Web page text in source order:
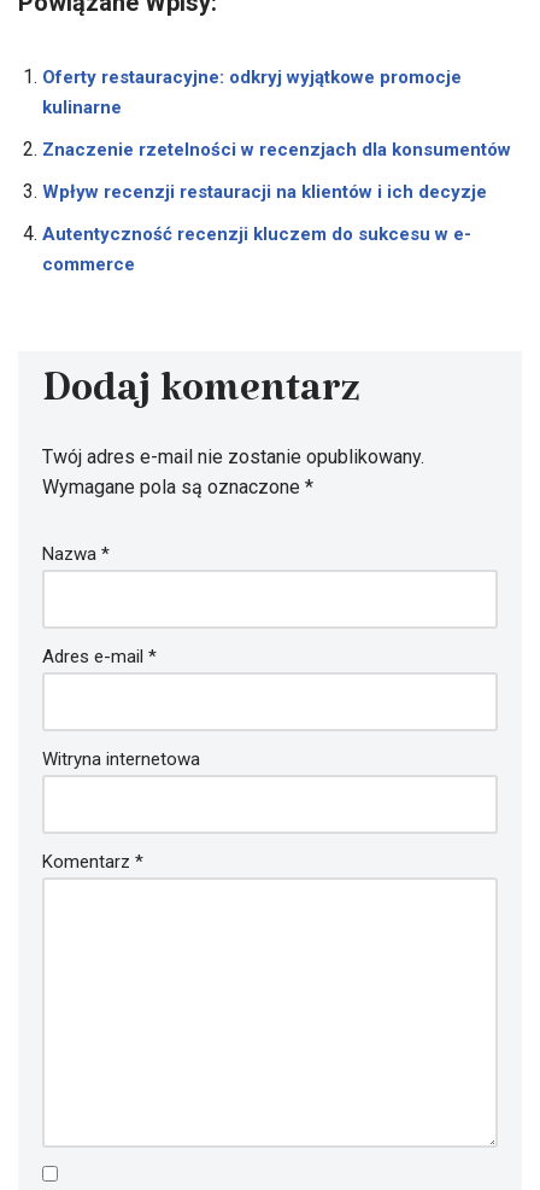
Oferty restauracyjne: odkryj wyjątkowe promocje
kulinarne
Znaczenie rzetelności w recenzjach dla konsumentów
Wpływ recenzji restauracji na klientów i ich decyzje
Autentyczność recenzji kluczem do sukcesu w e-
commerce
Dodaj komentarz
Twój adres e-mail nie zostanie opublikowany.
Wymagane pola są oznaczone *
Nazwa *
Adres e-mail *
Witryna internetowa
Komentarz *